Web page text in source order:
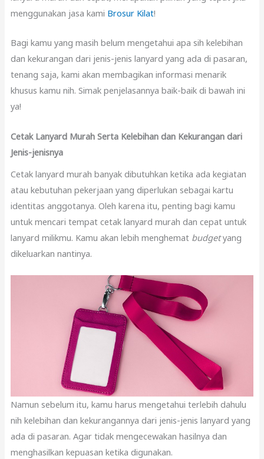
menggunakan jasa kami Brosur Kilat!
Bagi kamu yang masih belum mengetahui apa sih kelebihan
dan kekurangan dari jenis-jenis lanyard yang ada di pasaran,
tenang saja, kami akan membagikan informasi menarik
khusus kamu nih. Simak penjelasannya baik-baik di bawah ini
ya!
Cetak Lanyard Murah Serta Kelebihan dan Kekurangan dari
Jenis-jenisnya
Cetak lanyard murah banyak dibutuhkan ketika ada kegiatan
atau kebutuhan pekerjaan yang diperlukan sebagai kartu
identitas anggotanya. Oleh karena itu, penting bagi kamu
untuk mencari tempat cetak lanyard murah dan cepat untuk
lanyard milikmu. Kamu akan lebih menghemat budgetyang
dikeluarkan nantinya.
Namun sebelum itu, kamu harus mengetahui terlebih dahulu
nih kelebihan dan kekurangannya dari jenis-jenis lanyard yang
ada di pasaran. Agar tidak mengecewakan hasilnya dan
menghasilkan kepuasan ketika digunakan.